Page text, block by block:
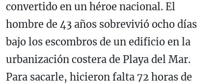
convertido en un héroe nacional. El
hombre de 43 años sobrevivió ocho días
bajo los escombros de un edificio en la
urbanización costera de Playa del Mar.
Para sacarle, hicieron falta 72 horas de